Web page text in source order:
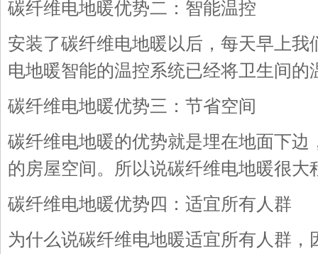
碳纤维电地暖优势二：智能温控
安装了碳纤维电地暖以后，每天早上
电地暖智能的温控系统已经将卫生间
碳纤维电地暖优势三：节省空间
碳纤维电地暖的优势就是埋在地面下
的房屋空间。所以说碳纤维电地暖很大
碳纤维电地暖优势四：适宜所有人群
为什么说碳纤维电地暖适宜所有人群